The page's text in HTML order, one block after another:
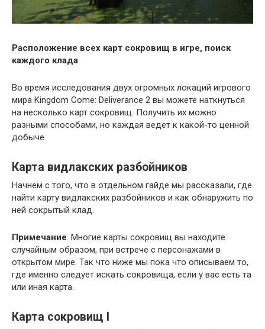
Расположение всех карт сокровищ в игре, поиск
каждого клада
Во время исследования двух огромных локаций игрового
мира Kingdom Come: Deliverance 2 вы можете наткнуться
на несколько карт сокровищ. Получить их можно
разными способами, но каждая ведет к какой-то ценной
добыче.
Карта видлакских разбойников
Начнем с того, что в отдельном гайде мы рассказали, где
найти карту видлакских разбойников и как обнаружить по
ней сокрытый клад.
Примечание . Многие карты сокровищ вы находите
случайным образом, при встрече с персонажами в
открытом мире. Так что ниже мы пока что описываем то,
где именно следует искать сокровища, если у вас есть та
или иная карта.
Карта сокровищ I